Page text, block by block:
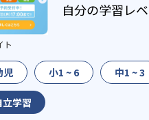
自分の学習レ
ト
児 小1 ~ 6 中1 ~ 3
立学習